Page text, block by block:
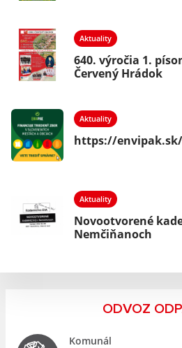
Aktuality
640. výročia 1.
Červený Hrádok
Aktuality
https://
Aktuality
Novootvorené
Nemčiňanoch
ODVOZ
Komunál